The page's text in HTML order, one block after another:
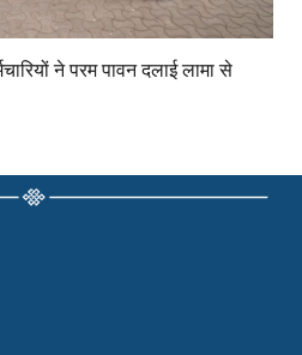
ने परम पावन दलाई लामा से